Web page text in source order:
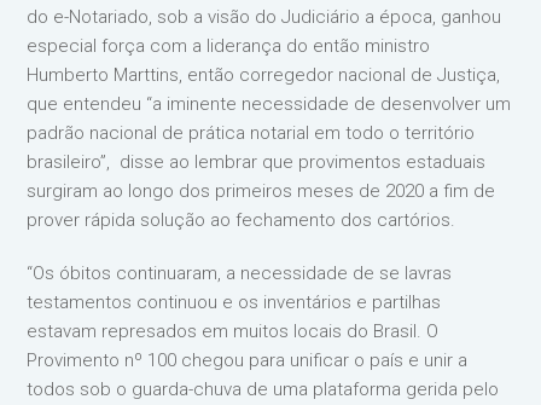
do e-Notariado, sob a visão do Judiciário a época, ganhou
especial força com a liderança do então ministro
Humberto Marttins, então corregedor nacional de Justiça,
que entendeu “a iminente necessidade de desenvolver um
padrão nacional de prática notarial em todo o território
brasileiro”, disse ao lembrar que provimentos estaduais
surgiram ao longo dos primeiros meses de 2020 a fim de
prover rápida solução ao fechamento dos cartórios.
“Os óbitos continuaram, a necessidade de se lavras
testamentos continuou e os inventários e partilhas
estavam represados em muitos locais do Brasil. O
Provimento nº 100 chegou para unificar o país e unir a
todos sob o guarda-chuva de uma plataforma gerida pelo